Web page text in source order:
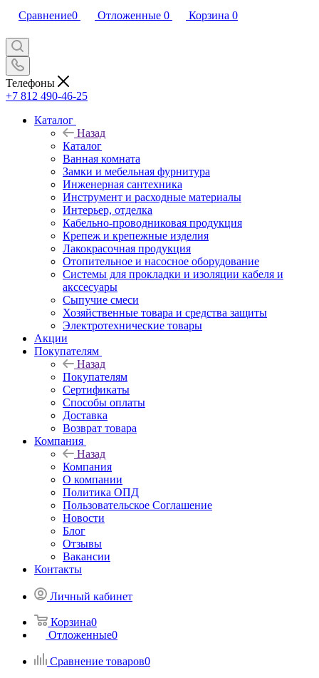
Сравнение0 Отложенные 0 Корзина 0
Телефоны
+7 812 490-46-25
Каталог
Назад
Каталог
Ванная комната
Замки и мебельная фурнитура
Инженерная сантехника
Инструмент и расходные материалы
Интерьер, отделка
Кабельно-проводниковая продукция
Крепеж и крепежные изделия
Лакокрасочная продукция
Отопительное и насосное оборудование
Системы для прокладки и изоляции кабеля и
акссесуары
Сыпучие смеси
Хозяйственные товара и средства защиты
Электротехнические товары
Акции
Покупателям
Назад
Покупателям
Сертификаты
Способы оплаты
Доставка
Возврат товара
Компания
Назад
Компания
О компании
Политика ОПД
Пользовательское Соглашение
Новости
Блог
Отзывы
Вакансии
Контакты
Личный кабинет
Корзина0
Отложенные0
Сравнение товаров0